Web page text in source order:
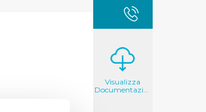
Visualizza
Documentazione